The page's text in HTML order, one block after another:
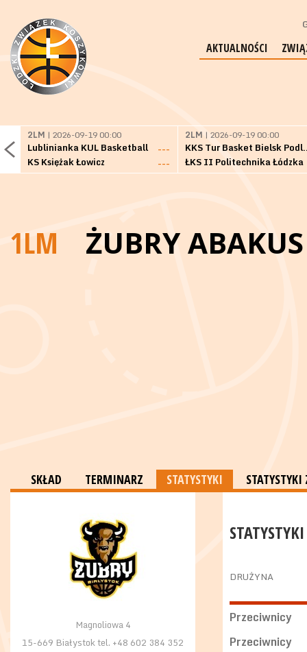
AKTUALNOŚCI
2LM | 2026-09-19 00:00
Lublinianka KUL Basketball
---
KS Księżak Łowicz
---
2LM | 2026-09-19 00:00
KKS Tur
ŁKS II Politechnika Łódzka
1LM
SKŁAD TERMINARZ STATYSTYKI
Magnoliowa 4
15-669 Białystok tel. +48 602 384 352
DRUŻYNA
Przeciwnicy
Przeciwnicy